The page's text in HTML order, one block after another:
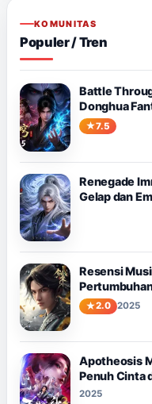
KOMUNITAS
Populer / Tren
Battle
Donghua
Ditonton
7.5
Renegade
Gelap dan
Resensi
2.0 2025
Apotheosis
Penuh Cinta
2025